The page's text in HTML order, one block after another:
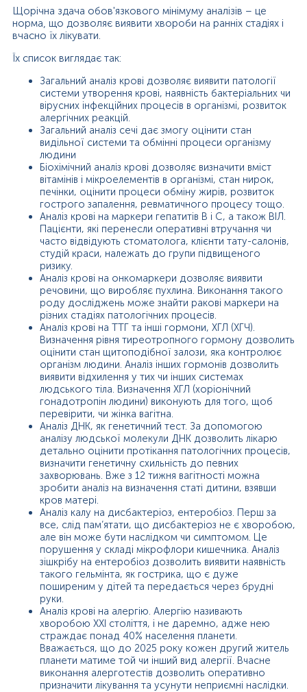
Щорічна здача обов'язкового мінімуму аналізів – це
норма, що дозволяє виявити хвороби на ранніх стадіях і
вчасно їх лікувати.
Їх список виглядає так:
Загальний аналіз крові дозволяє виявити патології
системи утворення крові, наявність бактеріальних чи
вірусних інфекційних процесів в організмі, розвиток
алергічних реакцій.
Загальний аналіз сечі дає змогу оцінити стан
видільної системи та обмінні процеси організму
людини
Біохімічний аналіз крові дозволяє визначити вміст
вітамінів і мікроелементів в організмі, стан нирок,
печінки, оцінити процеси обміну жирів, розвиток
гострого запалення, ревматичного процесу тощо.
Аналіз крові на маркери гепатитів В і С, а також ВІЛ.
Пацієнти, які перенесли оперативні втручання чи
часто відвідують стоматолога, клієнти тату-салонів,
студій краси, належать до групи підвищеного
ризику.
Аналіз крові на онкомаркери дозволяє виявити
речовини, що виробляє пухлина. Виконання такого
роду досліджень може знайти ракові маркери на
різних стадіях патологічних процесів.
Аналіз крові на ТТГ та інші гормони, ХГЛ (ХГЧ).
Визначення рівня тиреотропного гормону дозволить
оцінити стан щитоподібної залози, яка контролює
організм людини. Аналіз інших гормонів дозволить
виявити відхилення у тих чи інших системах
людського тіла. Визначення ХГЛ (хоріонічний
гонадотропін людини) виконують для того, щоб
перевірити, чи жінка вагітна.
Аналіз ДНК, як генетичний тест. За допомогою
аналізу людської молекули ДНК дозволить лікарю
детально оцінити протікання патологічних процесів,
визначити генетичну схильність до певних
захворювань. Вже з 12 тижня вагітності можна
зробити аналіз на визначення статі дитини, взявши
кров матері.
Аналіз калу на дисбактеріоз, ентеробіоз. Перш за
все, слід пам’ятати, що дисбактеріоз не є хворобою,
але він може бути наслідком чи симптомом. Це
порушення у складі мікрофлори кишечника. Аналіз
зішкрібу на ентеробіоз дозволить виявити наявність
такого гельмінта, як гострика, що є дуже
поширеним у дітей та передається через брудні
руки.
Аналіз крові на алергію. Алергію називають
хворобою ХХІ століття, і не даремно, адже нею
страждає понад 40% населення планети.
Вважається, що до 2025 року кожен другий житель
планети матиме той чи інший вид алергії. Вчасне
виконання алерготестів дозволить оперативно
призначити лікування та усунути неприємні наслідки.